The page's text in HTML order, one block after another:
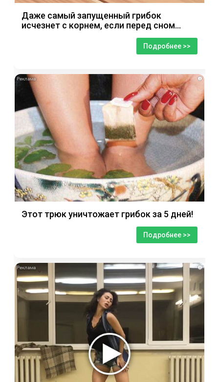
Даже самый запущенный грибок
исчезнет с корнем, если перед сном…
Подробнее >>
i
Этот трюк уничтожает грибок за 5 дней!
Подробнее >>
i